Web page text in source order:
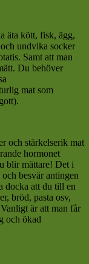
äta kött, fisk, ägg,
undvika socker
Samt att man
Du behöver
mat som
och stärkelserik mat
hormonet
blir mättare! Det i
besvär antingen
docka att du till en
bröd, pasta osv,
är att man får
och ökad